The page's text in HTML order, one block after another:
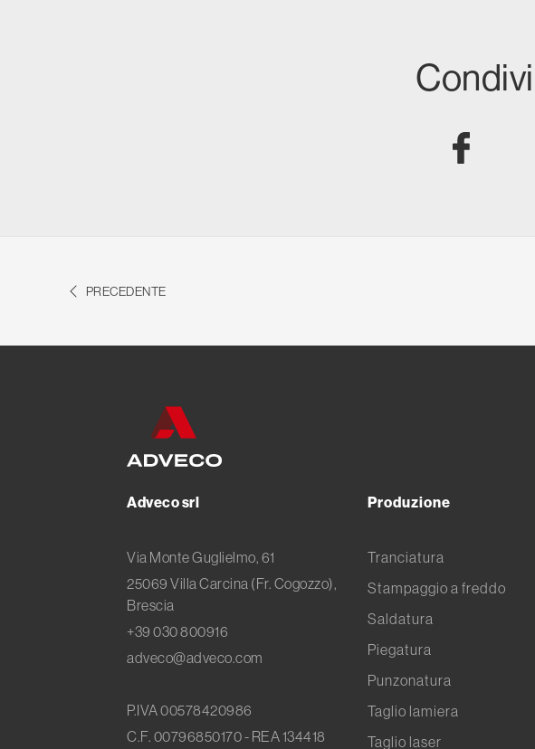
PRECEDENTE
Adveco srl
Via Monte Guglielmo, 61
25069 Villa Carcina (Fr. Cogozzo),
Brescia
+39 030 800916
adveco@adveco.com
P.IVA 00578420986
C.F. 00796850170 - REA 134418
Produzione
Tranciatura
Stampaggio a freddo
Saldatura
Piegatura
Punzonatura
Taglio lamiera
Taglio laser